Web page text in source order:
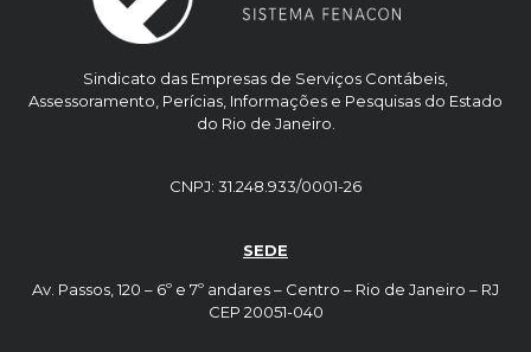
Sindicato das Empresas de Serviços Contábeis,
Assessoramento, Perícias, Informações e Pesquisas do Estado
do Rio de Janeiro.
CNPJ: 31.248.933/0001-26
SEDE
Av. Passos, 120 – 6º e 7º andares – Centro – Rio de Janeiro – RJ
CEP 20051-040